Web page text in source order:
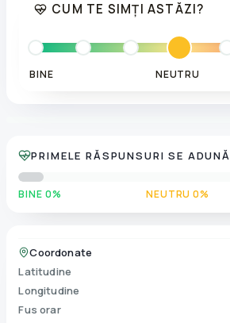
CUM TE SIMȚI ASTĂZI?
BINE NEUTRU
PRIMELE RĂSPUNSURI SE ADUNĂ
BINE 0% NEUTRU 0%
Coordonate
Latitudine
Longitudine
Fus orar